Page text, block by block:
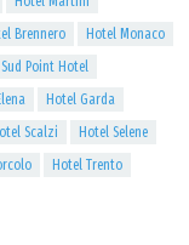
Brennero
Hotel Monaco
Sud Point Hotel
Hotel Garda
Scalzi
Hotel Selene
Hotel Trento